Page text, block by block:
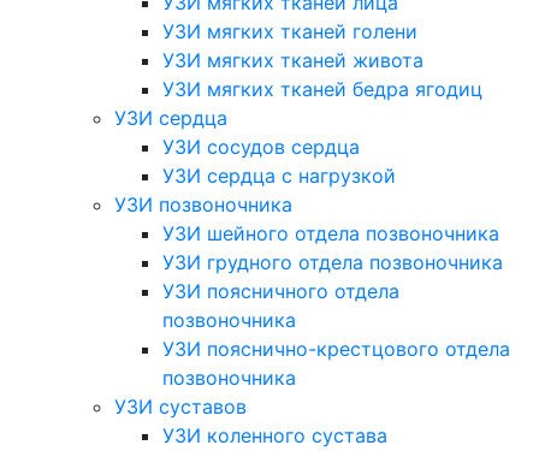
УЗИ мягких тканей голени
УЗИ мягких тканей живота
УЗИ мягких тканей бедра ягодиц
УЗИ сердца
УЗИ сосудов сердца
УЗИ сердца с нагрузкой
УЗИ позвоночника
УЗИ шейного отдела позвоночника
УЗИ грудного отдела позвоночника
УЗИ поясничного отдела
позвоночника
УЗИ пояснично-крестцового отдела
позвоночника
УЗИ суставов
УЗИ коленного сустава